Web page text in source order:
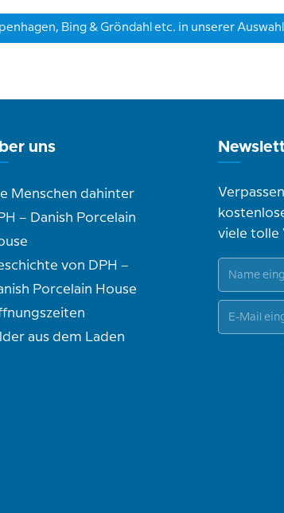
Bing & Gröndahl etc. in unserer
uns
Menschen dahinter
– Danish Porcelain
von DPH –
Porcelain House
aus dem Laden
viele tolle